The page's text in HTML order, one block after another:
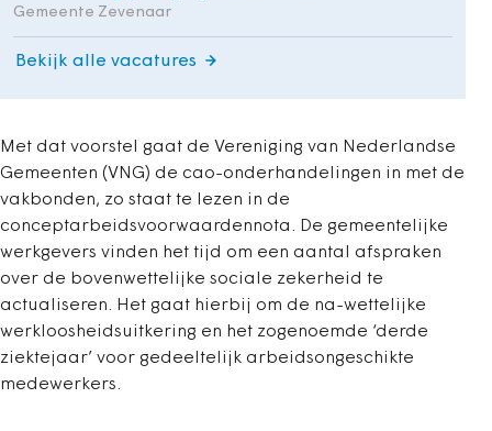
Gemeente Zevenaar
Bekijk alle vacatures
Met dat voorstel gaat de Vereniging van Nederlandse
Gemeenten (VNG) de cao-onderhandelingen in met de
vakbonden, zo staat te lezen in de
conceptarbeidsvoorwaardennota. De gemeentelijke
werkgevers vinden het tijd om een aantal afspraken
over de bovenwettelijke sociale zekerheid te
actualiseren. Het gaat hierbij om de na-wettelijke
werkloosheidsuitkering en het zogenoemde ‘derde
ziektejaar’ voor gedeeltelijk arbeidsongeschikte
medewerkers.